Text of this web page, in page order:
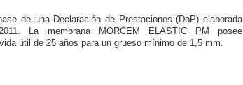
de una Declaración de Prestaciones (DoP) elaborada
La membrana MORCEM ELASTIC PM posee
útil de 25 años para un grueso mínimo de 1,5 mm.